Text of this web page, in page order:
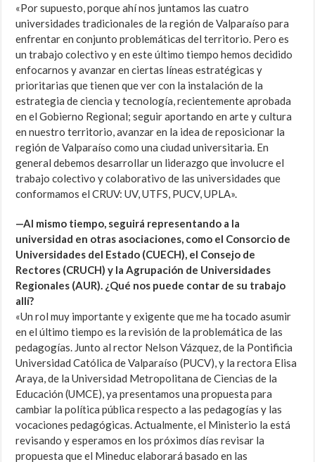
«Por supuesto, porque ahí nos juntamos las cuatro
universidades tradicionales de la región de Valparaíso para
enfrentar en conjunto problemáticas del territorio. Pero es
un trabajo colectivo y en este último tiempo hemos decidido
enfocarnos y avanzar en ciertas líneas estratégicas y
prioritarias que tienen que ver con la instalación de la
estrategia de ciencia y tecnología, recientemente aprobada
en el Gobierno Regional; seguir aportando en arte y cultura
en nuestro territorio, avanzar en la idea de reposicionar la
región de Valparaíso como una ciudad universitaria. En
general debemos desarrollar un liderazgo que involucre el
trabajo colectivo y colaborativo de las universidades que
conformamos el CRUV: UV, UTFS, PUCV, UPLA».
—Al mismo tiempo, seguirá representando a la
universidad en otras asociaciones, como el Consorcio de
Universidades del Estado (CUECH), el Consejo de
Rectores (CRUCH) y la Agrupación de Universidades
Regionales (AUR). ¿Qué nos puede contar de su trabajo
allí?
«Un rol muy importante y exigente que me ha tocado asumir
en el último tiempo es la revisión de la problemática de las
pedagogías. Junto al rector Nelson Vázquez, de la Pontificia
Universidad Católica de Valparaíso (PUCV), y la rectora Elisa
Araya, de la Universidad Metropolitana de Ciencias de la
Educación (UMCE), ya presentamos una propuesta para
cambiar la política pública respecto a las pedagogías y las
vocaciones pedagógicas. Actualmente, el Ministerio la está
revisando y esperamos en los próximos días revisar la
propuesta que el Mineduc elaborará basado en las